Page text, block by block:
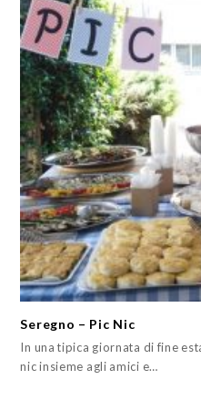
Seregno – Pic Nic
In una tipica giornata di fine
nic insieme agli amici e…